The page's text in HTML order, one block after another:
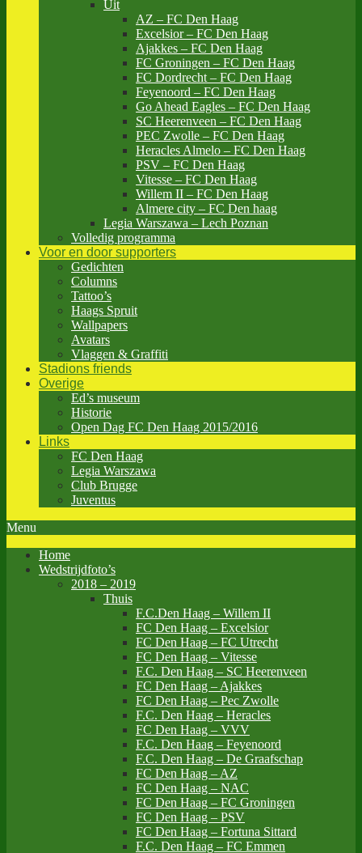
Uit
AZ – FC Den Haag
Excelsior – FC Den Haag
Ajakkes – FC Den Haag
FC Groningen – FC Den Haag
FC Dordrecht – FC Den Haag
Feyenoord – FC Den Haag
Go Ahead Eagles – FC Den Haag
SC Heerenveen – FC Den Haag
PEC Zwolle – FC Den Haag
Heracles Almelo – FC Den Haag
PSV – FC Den Haag
Vitesse – FC Den Haag
Willem II – FC Den Haag
Almere city – FC Den haag
Legia Warszawa – Lech Poznan
Volledig programma
Voor en door supporters
Gedichten
Columns
Tattoo’s
Haags Spruit
Wallpapers
Avatars
Vlaggen & Graffiti
Stadions friends
Overige
Ed’s museum
Historie
Open Dag FC Den Haag 2015/2016
Links
FC Den Haag
Legia Warszawa
Club Brugge
Juventus
Menu
Home
Wedstrijdfoto’s
2018 – 2019
Thuis
F.C.Den Haag – Willem II
FC Den Haag – Excelsior
FC Den Haag – FC Utrecht
FC Den Haag – Vitesse
F.C. Den Haag – SC Heerenveen
FC Den Haag – Ajakkes
FC Den Haag – Pec Zwolle
F.C. Den Haag – Heracles
FC Den Haag – VVV
F.C. Den Haag – Feyenoord
F.C. Den Haag – De Graafschap
FC Den Haag – AZ
FC Den Haag – NAC
FC Den Haag – FC Groningen
FC Den Haag – PSV
FC Den Haag – Fortuna Sittard
F.C. Den Haag – FC Emmen